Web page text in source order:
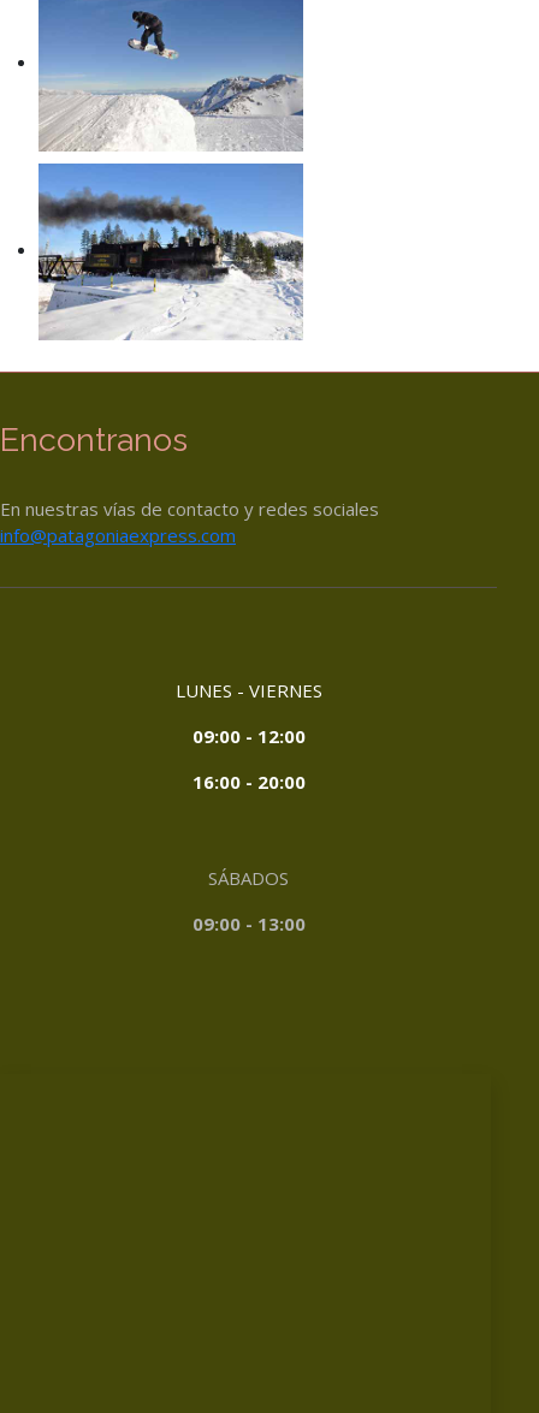
Encontranos
En nuestras vías de contacto y redes sociales
info@patagoniaexpress.com
LUNES - VIERNES
09:00 - 12:00
16:00 - 20:00
SÁBADOS
09:00 - 13:00